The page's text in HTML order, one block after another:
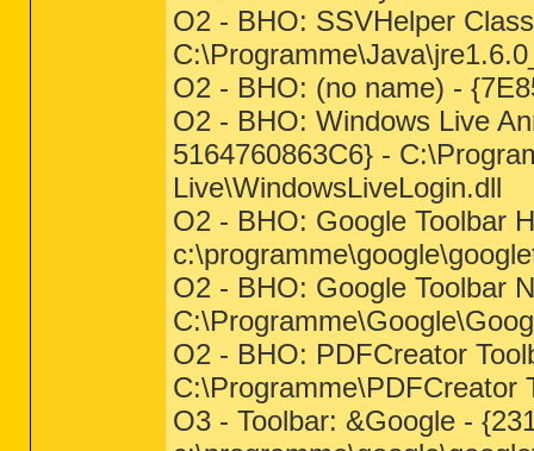
O2 - BHO: SSVHelper
O2 - BHO: (no name) -
O2 - BHO: Windows Live
5164760863C6} -
Live\WindowsLiveLogin.dll
O2 - BHO: Google Toolbar
O2 - BHO: Google Toolbar
O2 - BHO: PDFCreator
C:\Programme\PDFCreator
O3 - Toolbar: &Google -